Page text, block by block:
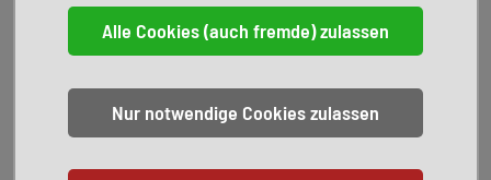
Bluetooth-Freisprecheinrichtung mit Spracherkennung (Audi Phone
Harnstofftank (SCR): 24 Ltr.
Innenspiegel mit Abblendautomatik
Kombiinstrument digital (virtual cockpit plus)
Komfortschlüssel mit sensorgesteuerter Heckklappenentriegelung